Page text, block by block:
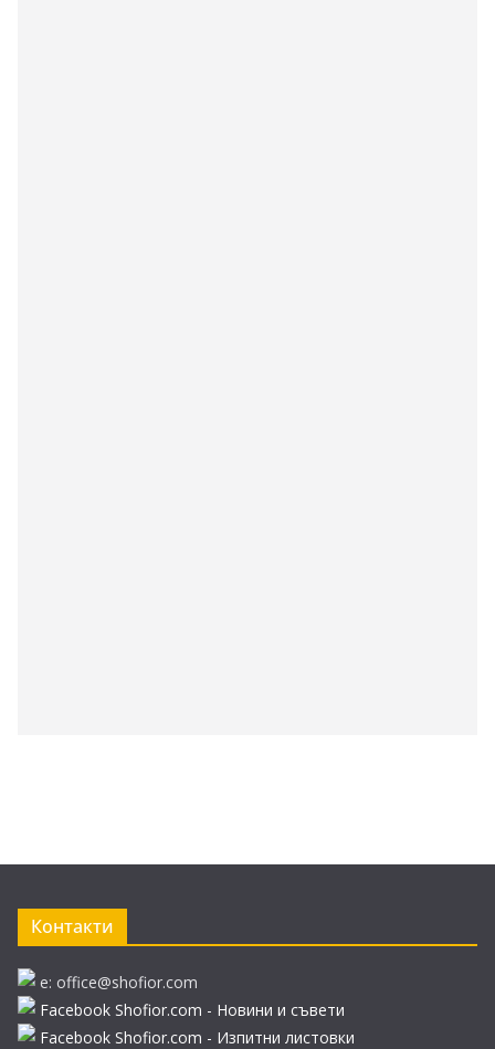
Контакти
e: office@shofior.com
Facebook Shofior.com - Новини и съвети
Facebook Shofior.com - Изпитни листовки